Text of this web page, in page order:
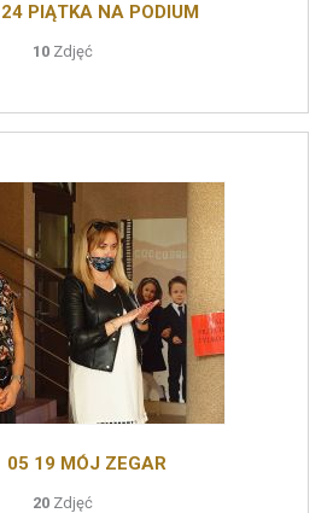
PIĄTKA NA PODIUM
10 Zdjęć
05 19 MÓJ ZEGAR
20 Zdjęć